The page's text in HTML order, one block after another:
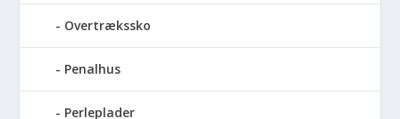
Overtrækssko
Penalhus
Perleplader